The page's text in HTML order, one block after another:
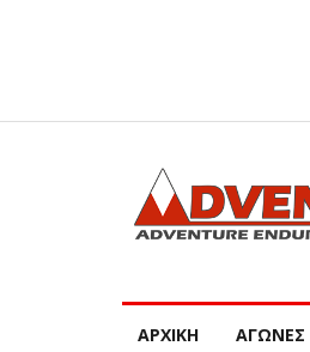
ΑΡΧΙΚΗ ΑΓΩΝΕΣ